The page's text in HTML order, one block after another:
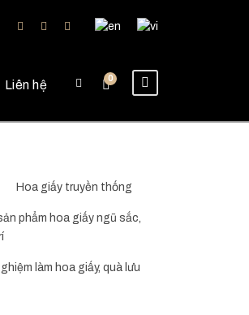
Liên hệ 0
Hoa giấy truyền thống
phẩm hoa giấy ngũ sắc,
làm hoa giấy, quà lưu